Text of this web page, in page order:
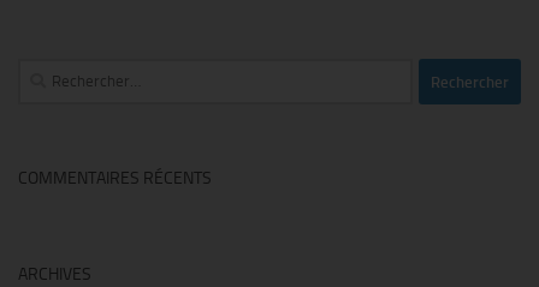
Rechercher :
COMMENTAIRES RÉCENTS
ARCHIVES